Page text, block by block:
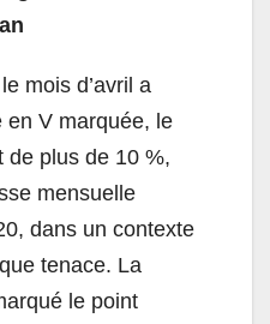
mois d’avril a
en V marquée, le
de plus de 10 %,
mensuelle
dans un contexte
tenace. La
le point